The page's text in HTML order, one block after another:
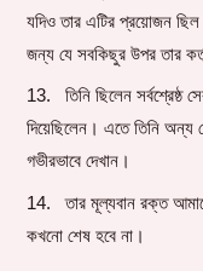
যদিও তার এটির প্রয়োজন
জন্য যে সবকিছুর উপর তার
তিনি ছিলেন সর্বশ্রেষ্ঠ
দিয়েছিলেন। এতে তিনি অন্য
গভীরভাবে দেখান।
তার মূল্যবান রক্ত
কখনো শেষ হবে না।